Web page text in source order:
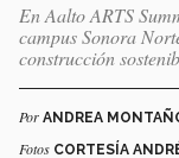
En Aalto ARTS
campus Sonora
construcción
Por ANDREA
Fotos CORTESÍA